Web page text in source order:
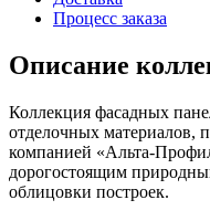
Процесс заказа
Описание
Коллекция фасадных
отделочных материалов,
компанией «Альта-
дорогостоящим
облицовки построек.